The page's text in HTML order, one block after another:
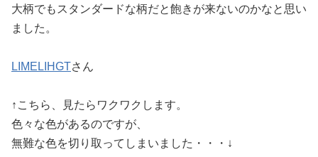
大柄でもスタンダードな柄だと飽きが来ないのかなと思い
ました。
LIMELIHGTさん
↑こちら、見たらワクワクします。
色々な色があるのですが、
無難な色を切り取ってしまいました・・・↓